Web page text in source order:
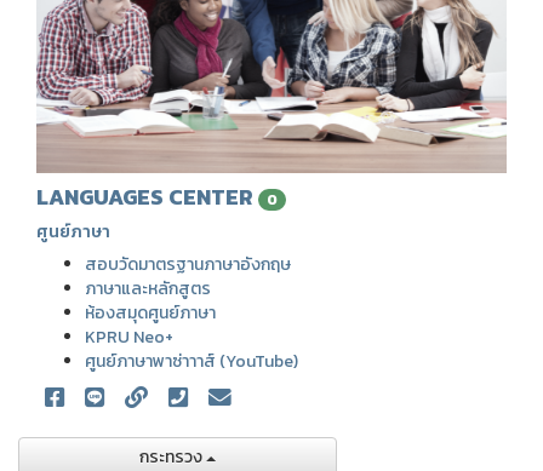
LANGUAGES CENTER 0
ศูนย์ภาษา
สอบวัดมาตรฐานภาษาอังกฤษ
ภาษาและหลักสูตร
ห้องสมุดศูนย์ภาษา
KPRU Neo+
ศูนย์ภาษาพาซ่าาาส์ (YouTube)
กระทรวง